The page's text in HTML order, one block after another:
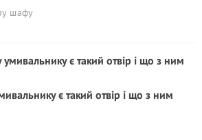
шафу
є такий отвір і що з ним